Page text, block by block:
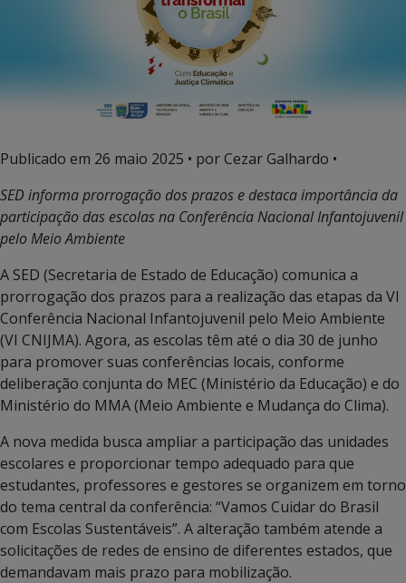
Publicado em 26 maio 2025 • por Cezar Galhardo •
SED informa prorrogação dos prazos e destaca importância da
participação das escolas na Conferência Nacional Infantojuvenil
pelo Meio Ambiente
A SED (Secretaria de Estado de Educação) comunica a
prorrogação dos prazos para a realização das etapas da VI
Conferência Nacional Infantojuvenil pelo Meio Ambiente
(VI CNIJMA). Agora, as escolas têm até o dia 30 de junho
para promover suas conferências locais, conforme
deliberação conjunta do MEC (Ministério da Educação) e do
Ministério do MMA (Meio Ambiente e Mudança do Clima).
A nova medida busca ampliar a participação das unidades
escolares e proporcionar tempo adequado para que
estudantes, professores e gestores se organizem em torno
do tema central da conferência: “Vamos Cuidar do Brasil
com Escolas Sustentáveis”. A alteração também atende a
solicitações de redes de ensino de diferentes estados, que
demandavam mais prazo para mobilização.